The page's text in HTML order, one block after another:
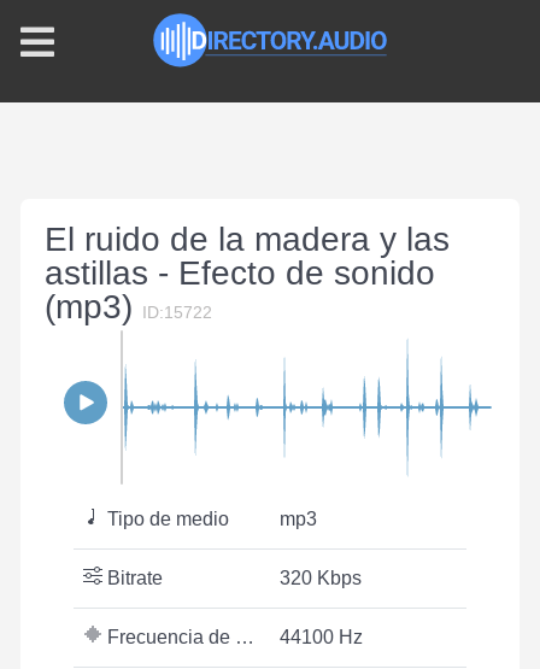
El ruido de la madera y las
astillas - Efecto de sonido
(mp3)
ID:15722
Tipo de medio mp3
Bitrate 320 Kbps
Frecuencia de muestreo 44100 Hz